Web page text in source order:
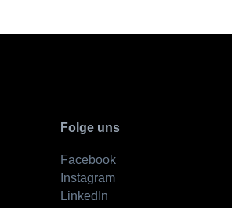
Folge uns
Facebook
Instagram
LinkedIn